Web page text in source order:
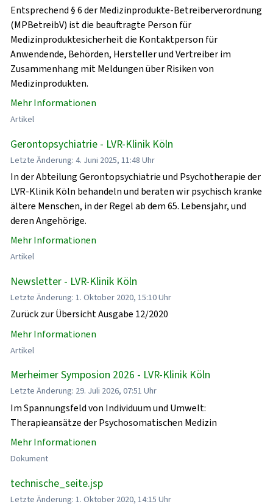
Entsprechend § 6 der Medizinprodukte-Betreiberverordnung
(MPBetreibV) ist die beauftragte Person für
Medizinproduktesicherheit die Kontaktperson für
Anwendende, Behörden, Hersteller und Vertreiber im
Zusammenhang mit Meldungen über Risiken von
Medizinprodukten.
Mehr Informationen
Artikel
Gerontopsychiatrie - LVR-Klinik Köln
Letzte Änderung: 4. Juni 2025, 11:48 Uhr
In der Abteilung Gerontopsychiatrie und Psychotherapie der
LVR-Klinik Köln behandeln und beraten wir psychisch kranke
ältere Menschen, in der Regel ab dem 65. Lebensjahr, und
deren Angehörige.
Mehr Informationen
Artikel
Newsletter - LVR-Klinik Köln
Letzte Änderung: 1. Oktober 2020, 15:10 Uhr
Zurück zur Übersicht Ausgabe 12/2020
Mehr Informationen
Artikel
Merheimer Symposion 2026 - LVR-Klinik Köln
Letzte Änderung: 29. Juli 2026, 07:51 Uhr
Im Spannungsfeld von Individuum und Umwelt:
Therapieansätze der Psychosomatischen Medizin
Mehr Informationen
Dokument
technische_seite.jsp
Letzte Änderung: 1. Oktober 2020, 14:15 Uhr